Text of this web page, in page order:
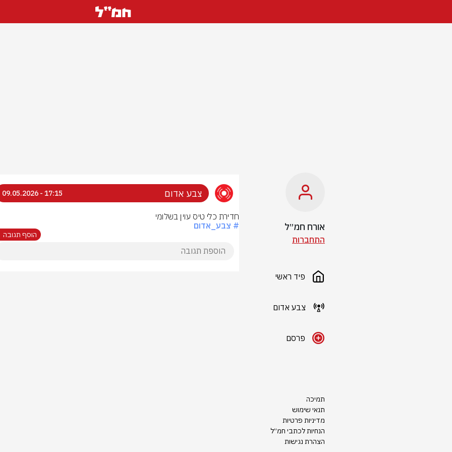
אורח חמ״ל
התחברות
פיד ראשי
צבע אדום
פרסם
תמיכה
תנאי שימוש
מדיניות פרטיות
הנחיות לכתבי חמ״ל
הצהרת נגישות
צבע אדום 17:15 - 09.05.2026
חדירת כלי טיס עוין בשלומי
# צבע_אדום
הוסף תגובה